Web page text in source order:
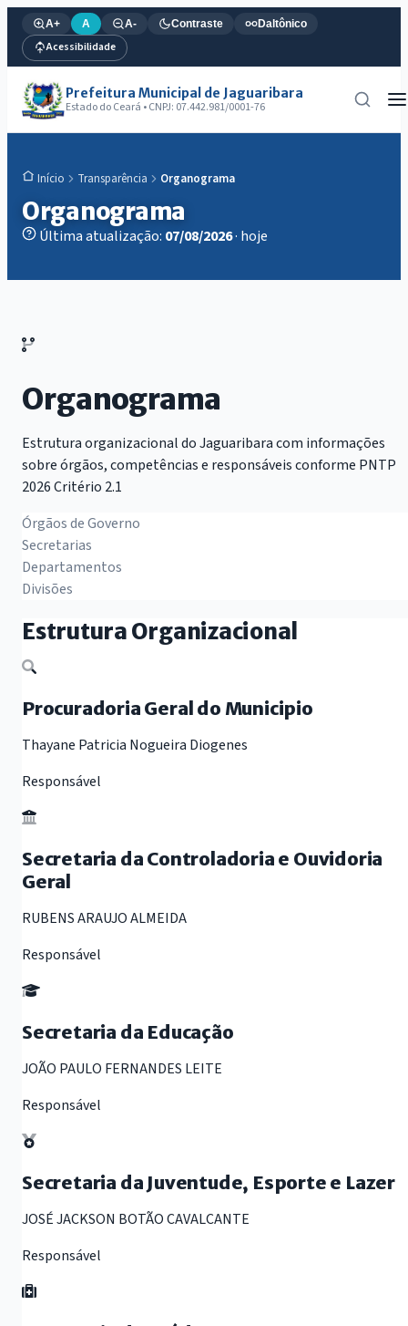
A+ A A- Contraste Daltônico
Acessibilidade
Prefeitura Municipal de Jaguaribara
Estado do Ceará • CNPJ: 07.442.981/0001-76
Início Transparência Organograma
Organograma
Última atualização: 07/08/2026· hoje
Organograma
Estrutura organizacional do Jaguaribara com informações
sobre órgãos, competências e responsáveis conforme PNTP
2026 Critério 2.1
Órgãos de Governo
Secretarias
Departamentos
Divisões
Estrutura Organizacional
Procuradoria Geral do Municipio
Thayane Patricia Nogueira Diogenes
Responsável
Secretaria da Controladoria e Ouvidoria
Geral
RUBENS ARAUJO ALMEIDA
Responsável
Secretaria da Educação
JOÃO PAULO FERNANDES LEITE
Responsável
Secretaria da Juventude, Esporte e Lazer
JOSÉ JACKSON BOTÃO CAVALCANTE
Responsável